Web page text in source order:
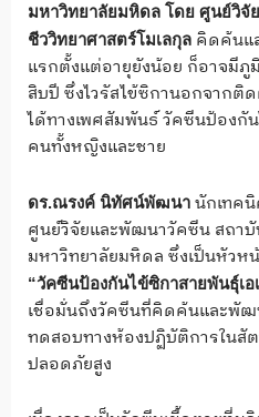
มหาวิทยาลัยมหิดล โดย ศูนย์วิ
ชีววิทยาศาสตร์โมเลกุล คิดค้นแ
แรกตั้งแต่อายุยังน้อย ก็อาจมีภู
สิบปี ซึ่งไวรัสไข้ซิกานอกจากติ
ได้ทางเพศสัมพันธ์ วัคซีนป้องกั
คนทั้งหญิงและชาย
ดร.ณรงค์ นิทัศน์พัฒนา นักเทค
ศูนย์วิจัยและพัฒนาวัคซีน สถาบั
มหาวิทยาลัยมหิดล ซึ่งเป็นหัว
“วัคซีนป้องกันไข้ซิกาสายพันธุ์เอ
เชื่อมั่นถึงวัคซีนที่คิดค้นและพัฒ
ทดสอบทางห้องปฏิบัติการในสั
ปลอดภัยสูง